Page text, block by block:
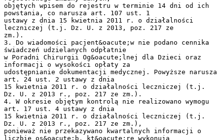
objętych wpisem do rejestru w terminie 14 dni od ich
powstania, co narusza art. 107 ust. 1
ustawy z dnia 15 kwietnia 2011 r. o działalności
leczniczej (t.j. Dz. U. z 2013, poz. 217 ze
zm.).
3. Do wiadomości pacjent&oacute;w nie podano cennika
świadczeń udzielanych odpłatnie
w Poradni Chirurgii Og&oacute;lnej dla Dzieci oraz
informacji o wysokości opłaty za
udostępnianie dokumentacji medycznej. Powyższe narusza
art. 24 ust. 2 ustawy z dnia
15 kwietnia 2011 r. o działalności leczniczej (t.j.
Dz. U. z 2013 r., poz. 217 ze zm.).
4. W okresie objętym kontrolą nie realizowano wymogu
art. 17 ust. 4 ustawy z dnia
15 kwietnia 2011 r. o działalności leczniczej (t.j.
Dz. U. z 2013 r., poz. 217 ze zm.),
ponieważ nie przekazywano kwartalnych informacji o
liczbie os&oacute;b, kt&oacute;re wykonują